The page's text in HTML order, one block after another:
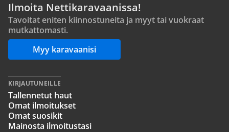
Ilmoita Nettikaravaanissa!
Tavoitat eniten kiinnostuneita ja myyt tai vuokraat
mutkattomasti.
Myy karavaanisi
KIRJAUTUNEILLE
Tallennetut haut
Omat ilmoitukset
Omat suosikit
Mainosta ilmoitustasi